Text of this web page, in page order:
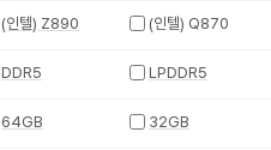
(인텔) Z890 (인텔) Q870
DDR5 LPDDR5
64GB 32GB